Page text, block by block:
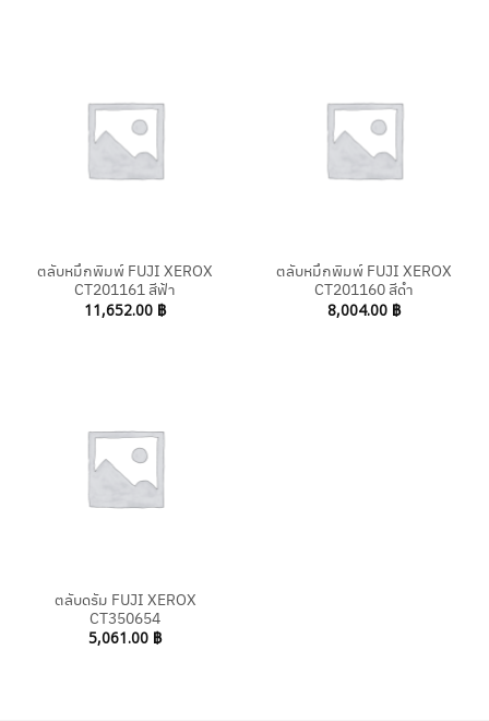
ตลับหมึกพิมพ์ FUJI XEROX
CT201161 สีฟ้า
11,652.00 ฿
ตลับหมึกพิมพ์ FUJI XEROX
CT201160 สีดำ
8,004.00 ฿
ตลับดรัม FUJI XEROX
CT350654
5,061.00 ฿